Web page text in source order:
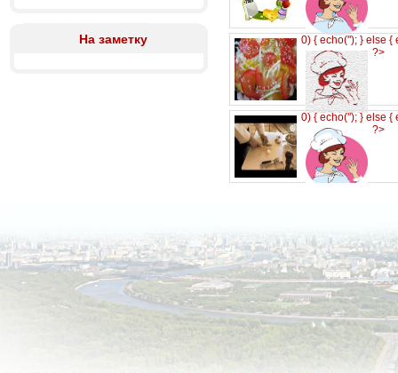
На заметку 0) { echo(''); } else {
?>
0) { echo(''); } else {
?>